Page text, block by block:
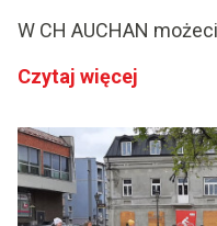
W CH AUCHAN
Czytaj więcej